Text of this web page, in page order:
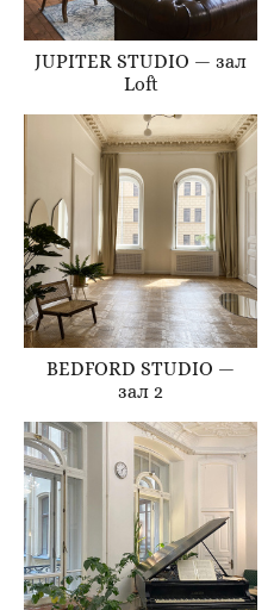
JUPITER STUDIO — зал
Loft
BEDFORD STUDIO —
зал 2